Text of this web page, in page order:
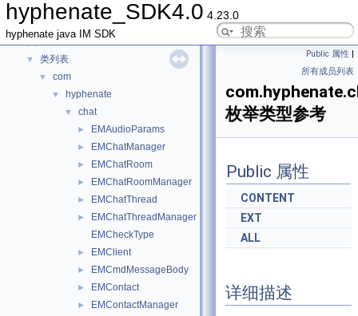
hyphenate_SDK4.0 4.23.0
hyphenate java IM SDK
▼ hyphenate_SDK4.0
弃用列表
▼
▼ 类列表
▼ com
▼ hyphenate
▼ chat
► EMAudioParams
► EMChatManager
► EMChatRoom
► EMChatRoomManager
► EMChatThread
►
EMChatThreadManager
EMCheckType
► EMClient
► EMCmdMessageBody
► EMContact
► EMContactManager
Public 属性 |
所有成员列表
枚举类型参考
Public 属性
CONTENT
EXT
ALL
详细描述